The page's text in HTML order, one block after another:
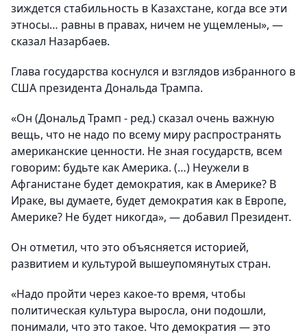
зиждется стабильность в Казахстане, когда все эти
этносы… равны в правах, ничем не ущемлены», —
сказал Назарбаев.
Глава государства коснулся и взглядов избранного в
США президента Дональда Трампа.
«Он (Дональд Трамп - ред.) сказал очень важную
вещь, что не надо по всему миру распространять
американские ценности. Не зная государств, всем
говорим: будьте как Америка. (…) Неужели в
Афганистане будет демократия, как в Америке? В
Ираке, вы думаете, будет демократия как в Европе,
Америке? Не будет никогда», — добавил Президент.
Он отметил, что это объясняется историей,
развитием и культурой вышеупомянутых стран.
«Надо пройти через какое-то время, чтобы
политическая культура выросла, они подошли,
понимали, что это такое. Что демократия — это